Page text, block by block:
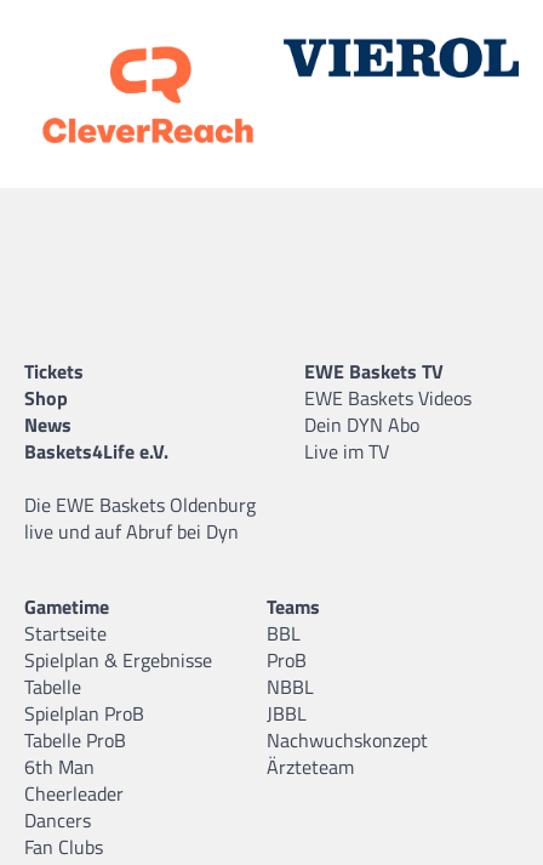
Tickets
Shop
News
Baskets4Life e.V.
Die EWE Baskets Oldenburg
live und auf Abruf bei Dyn
EWE Baskets TV
EWE Baskets Videos
Dein DYN Abo
Live im TV
Gametime
Startseite
Spielplan & Ergebnisse
Tabelle
Spielplan ProB
Tabelle ProB
6th Man
Cheerleader
Dancers
Fan Clubs
Teams
BBL
ProB
NBBL
JBBL
Nachwuchskonzept
Ärzteteam